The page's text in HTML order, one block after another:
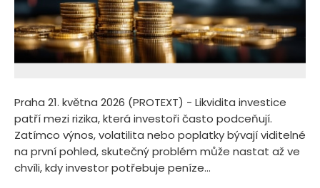
Praha 21. května 2026 (PROTEXT) - Likvidita investice
patří mezi rizika, která investoři často podceňují.
Zatímco výnos, volatilita nebo poplatky bývají viditelné
na první pohled, skutečný problém může nastat až ve
chvíli, kdy investor potřebuje peníze...